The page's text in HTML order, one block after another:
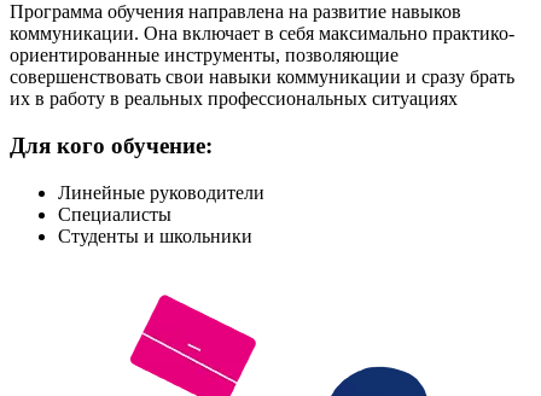
Программа обучения направлена на развитие навыков
коммуникации. Она включает в себя максимально практико-
ориентированные инструменты, позволяющие
совершенствовать свои навыки коммуникации и сразу брать
их в работу в реальных профессиональных ситуациях
Для кого обучение:
Линейные руководители
Специалисты
Студенты и школьники